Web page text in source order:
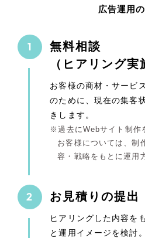
広告運用
無料相談
（ヒアリング実
お客様の商材・サービ
のために、現在の集客
きします。
過去にWebサイト制作
お客様については、制
容・戦略をもとに運用
お見積りの提出
ヒアリングした内容を
と運用イメージを検討